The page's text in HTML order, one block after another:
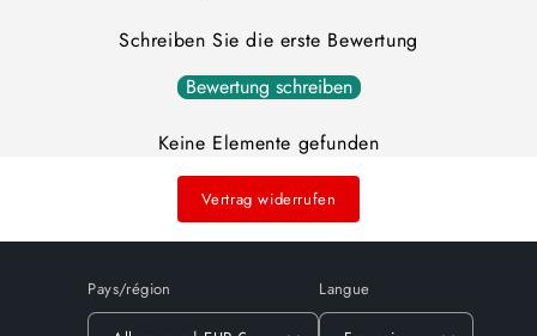
Schreiben Sie die erste Bewertung
Bewertung schreiben
Keine Elemente gefunden
Vertrag widerrufen
Pays/région Langue